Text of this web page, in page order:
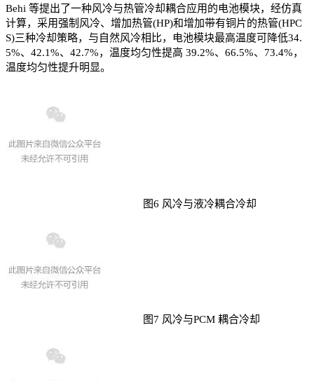
Behi 等提出了一种风冷与热管冷却耦合应用的电池模块，经仿真
计算，采用强制风冷、增加热管(HP)和增加带有铜片的热管(HPC
S)三种冷却策略，与自然风冷相比，电池模块最高温度可降低34.
5%、42.1%、42.7%，温度均匀性提高 39.2%、66.5%、73.4%，
温度均匀性提升明显。
图6 风冷与液冷耦合冷却
图7 风冷与PCM 耦合冷却